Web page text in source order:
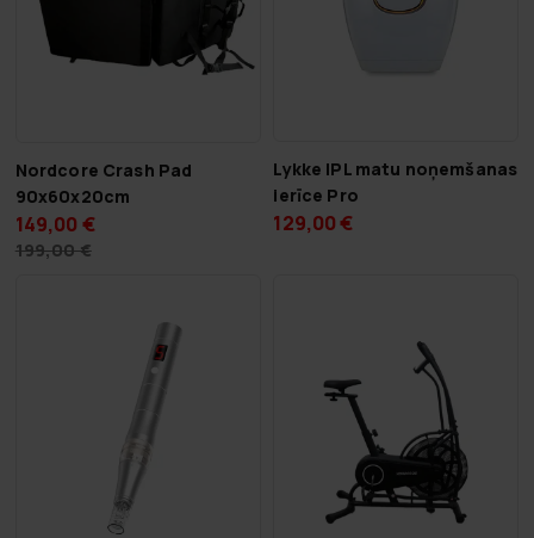
Nordcore Crash Pad
90x60x20cm
149,00 €
199,00 €
Lykke IPL matu noņemšanas
ierīce Pro
129,00 €